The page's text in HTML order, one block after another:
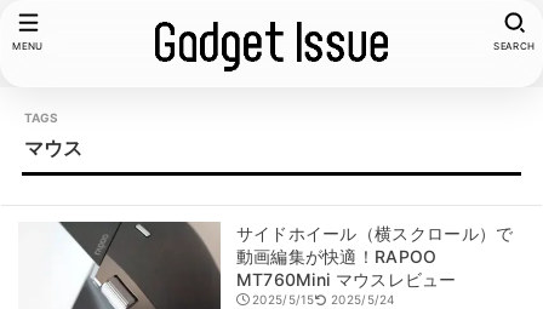
SEARCH
MENU
マウス
サイドホイール（横スクロール）で
動画編集が快適！RAPOO
MT760Mini マウスレビュー
2025/5/15 2025/5/24